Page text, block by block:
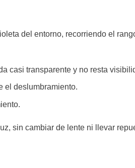
del entorno, recorriendo el
casi transparente y no resta
el deslumbramiento.
sin cambiar de lente ni llevar